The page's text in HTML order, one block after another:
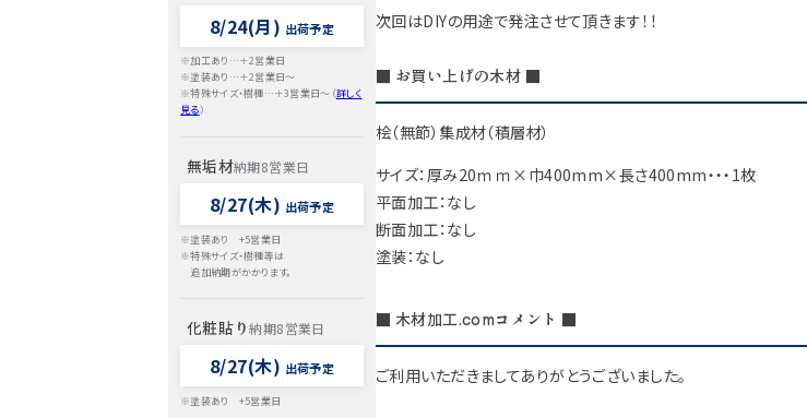
次回はDIYの用途で発注させて頂きます！！
■ お買い上げの木材 ■
桧（無節）集成材（積層材）
サイズ：厚み20ｍｍ×巾400mm×長さ400mm・・・1枚
平面加工：なし
断面加工：なし
塗装：なし
■ 木材加工.comコメント ■
ご利用いただきましてありがとうございました。
8/24(月) 出荷予定
※加工あり…＋2営業日
※塗装あり…＋2営業日～
※特殊サイズ・樹種…＋3営業日～（詳しく
見る）
無垢材納期8営業日
8/27(木) 出荷予定
※塗装あり +5営業日
※特殊サイズ・樹種等は
追加納期がかかります。
化粧貼り納期8営業日
8/27(木) 出荷予定
※塗装あり +5営業日